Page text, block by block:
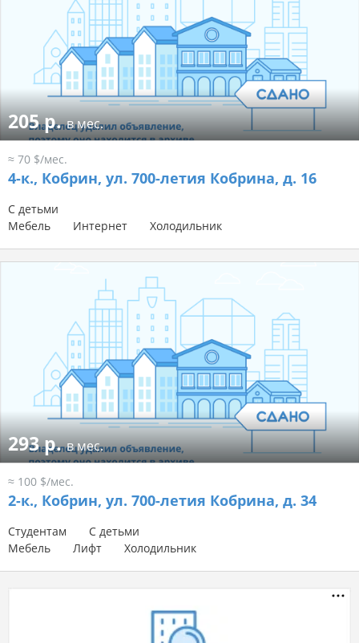
205 р.в мес.
≈ 70 $/мес.
4-к., Кобрин, ул. 700-летия Кобрина, д. 16
С детьми
Мебель
Интернет Холодильник
293 р.в мес.
≈ 100 $/мес.
2-к., Кобрин, ул. 700-летия Кобрина, д. 34
Студентам
С детьми
Мебель
Лифт Холодильник